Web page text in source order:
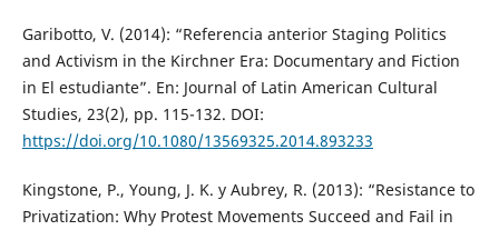
Garibotto, V. (2014): “Referencia anterior Staging Politics
and Activism in the Kirchner Era: Documentary and Fiction
in El estudiante”. En: Journal of Latin American Cultural
Studies, 23(2), pp. 115-132. DOI:
https://doi.org/10.1080/13569325.2014.893233
Kingstone, P., Young, J. K. y Aubrey, R. (2013): “Resistance to
Privatization: Why Protest Movements Succeed and Fail in